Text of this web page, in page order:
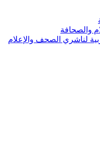
والصحافة
لناشري الصحف والإعلام